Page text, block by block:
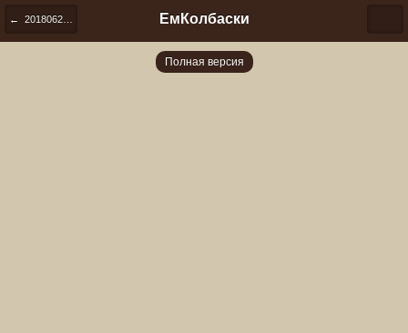
← 20180627 204656 ЕмКолбаски
Полная версия